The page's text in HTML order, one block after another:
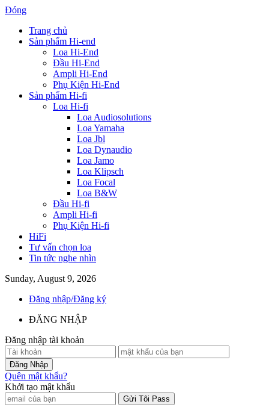
Đóng
Trang chủ
Sản phẩm Hi-end
Loa Hi-End
Đầu Hi-End
Ampli Hi-End
Phụ Kiện Hi-End
Sản phẩm Hi-fi
Loa Hi-fi
Loa Audiosolutions
Loa Yamaha
Loa Jbl
Loa Dynaudio
Loa Jamo
Loa Klipsch
Loa Focal
Loa B&W
Đầu Hi-fi
Ampli Hi-fi
Phụ Kiện Hi-fi
HiFi
Tư vấn chọn loa
Tin tức nghe nhìn
Sunday, August 9, 2026
Đăng nhập/Đăng ký
ĐĂNG NHẬP
Đăng nhập tài khoản
Quên mật khẩu?
Khởi tạo mật khẩu